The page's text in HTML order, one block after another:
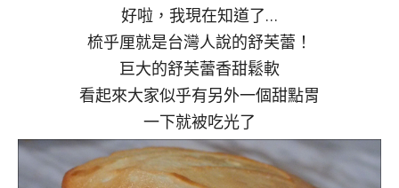
好啦，我現在知道了…
梳乎厘就是台灣人說的舒芙蕾！
巨大的舒芙蕾香甜鬆軟
看起來大家似乎有另外一個甜點胃
一下就被吃光了